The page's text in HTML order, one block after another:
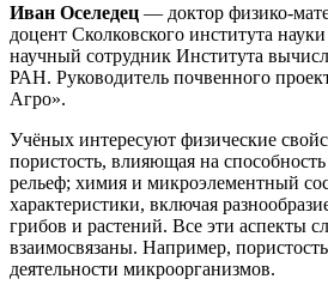
Иван Оселедец — доктор физико-
доцент Сколковского института
научный сотрудник Института
РАН. Руководитель почвенного
Агро».
Учёных интересуют физические
пористость, влияющая на
рельеф; химия и микроэлементный
характеристики, включая
грибов и растений. Все эти аспекты
взаимосвязаны. Например,
деятельности микроорганизмов.